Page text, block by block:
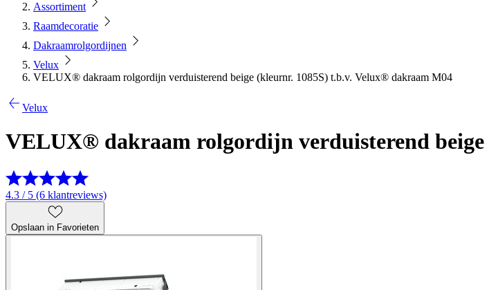
Assortiment
Raamdecoratie
Dakraamrolgordijnen
Velux
VELUX® dakraam rolgordijn verduisterend beige (kleurnr. 1085S) t.b.v. Velux® dakraam M04
Velux
VELUX® dakraam rolgordijn verduisterend
4.3 / 5 (6 klantreviews)
Opslaan in Favorieten